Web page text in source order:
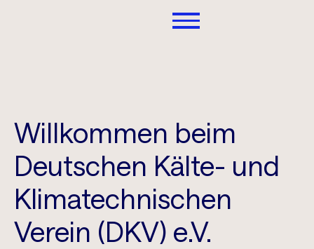
Willkommen beim
Deutschen Kälte- und
Klimatechnischen
Verein (DKV) e.V.